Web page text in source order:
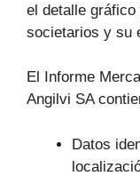
el detalle
societarios y su
El Informe
Angilvi SA
Datos